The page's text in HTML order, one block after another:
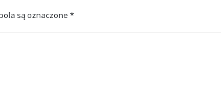
są oznaczone *